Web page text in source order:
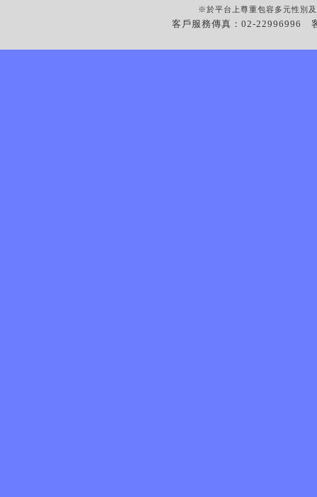
※於平台上尊重包容多元性別
客戶服務傳真：02-22996996